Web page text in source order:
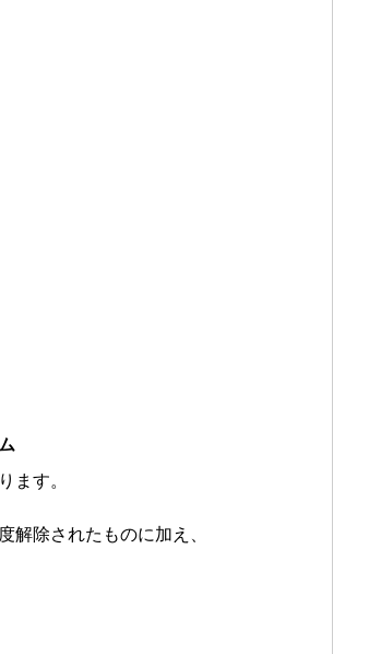
ます。
解除されたものに加え、